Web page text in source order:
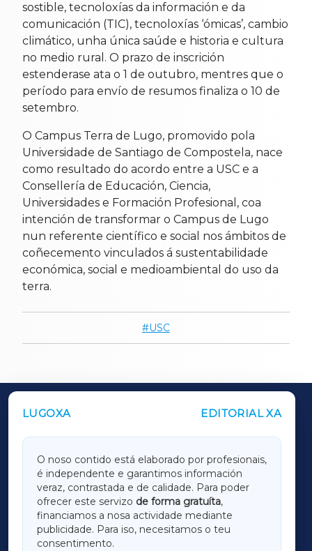
sostible, tecnoloxías da información e da
comunicación (TIC), tecnoloxías ‘ómicas’, cambio
climático, unha única saúde e historia e cultura
no medio rural. O prazo de inscrición
estenderase ata o 1 de outubro, mentres que o
período para envío de resumos finaliza o 10 de
setembro.
O Campus Terra de Lugo, promovido pola
Universidade de Santiago de Compostela, nace
como resultado do acordo entre a USC e a
Consellería de Educación, Ciencia,
Universidades e Formación Profesional, coa
intención de transformar o Campus de Lugo
nun referente científico e social nos ámbitos de
coñecemento vinculados á sustentabilidade
económica, social e medioambiental do uso da
terra.
USC
LUGOXA EDITORIAL XA
O noso contido está elaborado por profesionais,
é independente e garantimos información
veraz, contrastada e de calidade. Para poder
ofrecer este servizo de forma gratuíta,
financiamos a nosa actividade mediante
publicidade. Para iso, necesitamos o teu
consentimento.
OUTROS PERIÓDICOS
LUGOXA
TERRACHAXA